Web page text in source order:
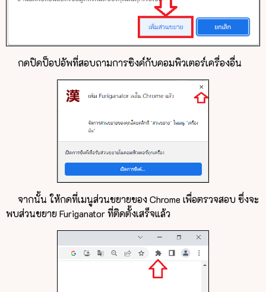
กดปิดป็อปอัพที่สอบถามการซิงค์กับคอมพิวเตอร์เครื่องอื่น
จากนั้น ให้กดที่เมนูส่วนขยายของ Chrome เพื่อตรวจสอบ ซึ่งจะ
พบส่วนขยาย Furiganator ที่ติดตั้งเสร็จแล้ว